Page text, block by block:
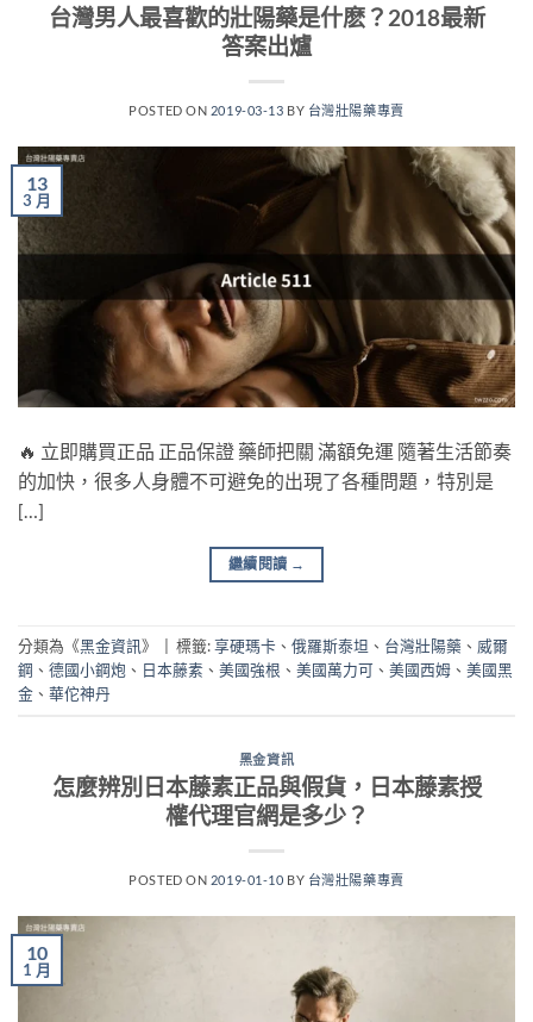
台灣男人最喜歡的壯陽藥是什麽？2018最新
答案出爐
POSTED ON 2019-03-13 BY 台灣壯陽藥專賣
13
3 月
🔥 立即購買正品 正品保證 藥師把關 滿額免運 隨著生活節奏
的加快，很多人身體不可避免的出現了各種問題，特別是
[…]
繼續閱讀 →
分類為《黑金資訊》 標籤:享硬瑪卡 、 俄羅斯泰坦 、 台灣壯陽藥 、 威爾
鋼 、 德國小鋼炮 、 日本藤素 、 美國強根 、 美國萬力可 、 美國西姆 、 美國黑
金 、 華佗神丹
黑金資訊
怎麼辨別日本藤素正品與假貨，日本藤素授
權代理官網是多少？
POSTED ON 2019-01-10 BY 台灣壯陽藥專賣
10
1 月